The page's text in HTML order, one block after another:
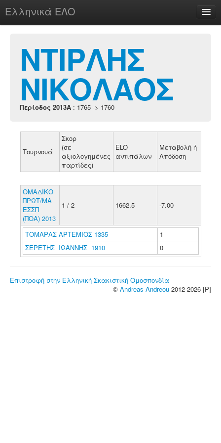
Ελληνικά ΕΛΟ
chesstu.be @ discord
Login
ΝΤΙΡΛΗΣ
ΝΙΚΟΛΑΟΣ
Περίοδος 2013A : 1765 -> 1760
Τουρνουά
Σκορ
(σε
αξιολογημένες
παρτίδες)
ELO
αντιπάλων
Μεταβολή ή
Απόδοση
ΟΜΑΔΙΚΟ
ΠΡΩΤ/ΜΑ
ΕΣΣΠ
(ΠΟΑ) 2013
1 / 2 1662.5 -7.00
ΤΟΜΑΡΑΣ ΑΡΤΕΜΙΟΣ 1335
1
ΣΕΡΕΤΗΣ ΙΩΑΝΝΗΣ 1910
0
Επιστροφή στην Ελληνική Σκακιστική Ομοσπονδία
© Andreas Andreou 2012-2026 [P]